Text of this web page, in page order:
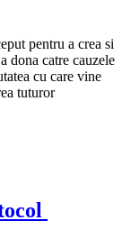
pentru a crea si
dona catre cauzele
cu care vine
tuturor